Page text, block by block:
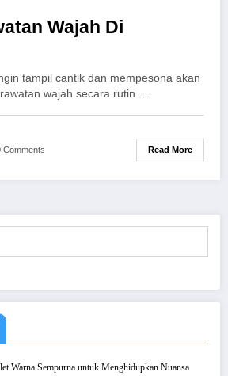
Wajah Di
tampil cantik dan mempesona akan
wajah secara rutin.…
Comments Read More
Warna Sempurna untuk Menghidupkan Nuansa